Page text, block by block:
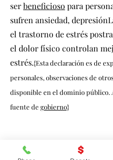
serbeneficioso para
sufren ansiedad, depresión
el trastorno de estrés
el dolor físico controlan
estrés.{Esta declaración es de
personales, observaciones de
disponible en el dominio público.
fuente de gobierno}